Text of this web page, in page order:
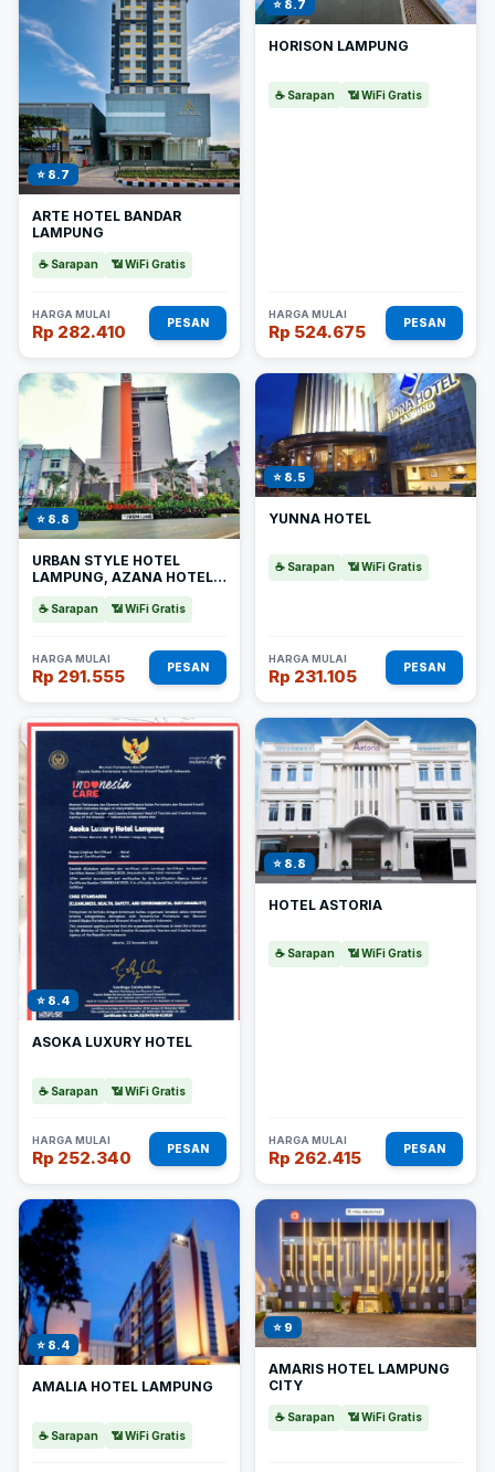
⭐ 8.7
ARTE HOTEL BANDAR
LAMPUNG
☕ Sarapan 📶 WiFi Gratis
HARGA MULAI
Rp 282.410 PESAN
⭐ 8.7
HORISON LAMPUNG
☕ Sarapan 📶 WiFi Gratis
HARGA MULAI
Rp 524.675 PESAN
⭐ 8.8
URBAN STYLE HOTEL
LAMPUNG, AZANA HOTELS
☕ Sarapan 📶 WiFi Gratis
HARGA MULAI
Rp 291.555 PESAN
⭐ 8.5
YUNNA HOTEL
☕ Sarapan 📶 WiFi Gratis
HARGA MULAI
Rp 231.105 PESAN
⭐ 8.4
ASOKA LUXURY HOTEL
☕ Sarapan 📶 WiFi Gratis
HARGA MULAI
Rp 252.340 PESAN
⭐ 8.8
HOTEL ASTORIA
☕ Sarapan 📶 WiFi Gratis
HARGA MULAI
Rp 262.415 PESAN
⭐ 8.4
AMALIA HOTEL LAMPUNG
☕ Sarapan 📶 WiFi Gratis
⭐ 9
AMARIS HOTEL LAMPUNG
CITY
☕ Sarapan 📶 WiFi Gratis